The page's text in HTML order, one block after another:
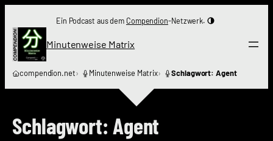
Inhalt
springen
Ein Podcast aus dem Compendion-Netzwerk.
Minutenweise Matrix
compendion.net Minutenweise Matrix Schlagwort: Agent
Schlagwort: Agent